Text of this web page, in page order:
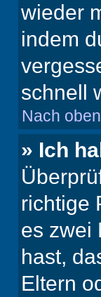
wieder
indem
schnell
Nach oben
» Ich
richtige
es zwei
hast,
Eltern